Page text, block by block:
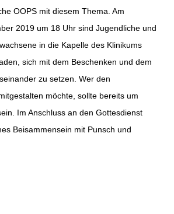
OOPS mit diesem Thema. Am
2019 um 18 Uhr sind Jugendliche und
in die Kapelle des Klinikums
sich mit dem Beschenken und dem
zu setzen. Wer den
möchte, sollte bereits um
Im Anschluss an den Gottesdienst
Beisammensein mit Punsch und